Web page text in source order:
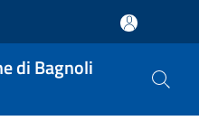
di Bagnoli